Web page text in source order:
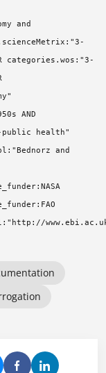
and
categories.wos:"3-
AND
public health"
and